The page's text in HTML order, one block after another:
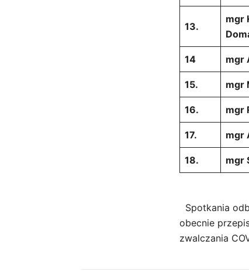
13.
mgr
14 mgr
15. mgr
16. mgr
17. mgr
18. mgr
Spotkania
obecnie
zwalczania